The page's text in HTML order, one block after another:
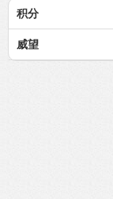
积分
威望